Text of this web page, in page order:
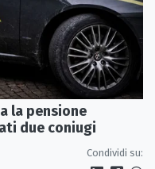
la pensione
due coniugi
Condividi su: